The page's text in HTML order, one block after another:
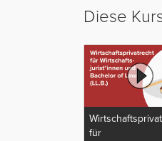
Diese
für